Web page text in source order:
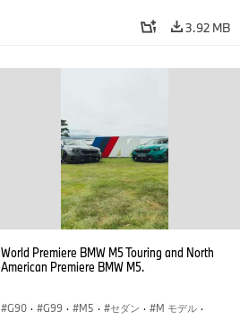
3.92 MB
World Premiere BMW M5 Touring and North
American Premiere BMW M5.
G90 · G99 · M5 · セダン · M モデル ·